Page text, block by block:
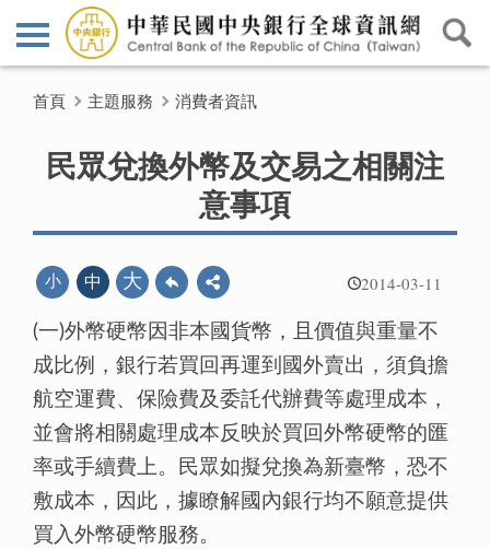
首頁 主題服務 消費者資訊
民眾兌換外幣及交易之相關注
意事項
2014-03-11
小 中 大
(一)外幣硬幣因非本國貨幣，且價值與重量不
成比例，銀行若買回再運到國外賣出，須負擔
航空運費、保險費及委託代辦費等處理成本，
並會將相關處理成本反映於買回外幣硬幣的匯
率或手續費上。民眾如擬兌換為新臺幣，恐不
敷成本，因此，據瞭解國內銀行均不願意提供
買入外幣硬幣服務。